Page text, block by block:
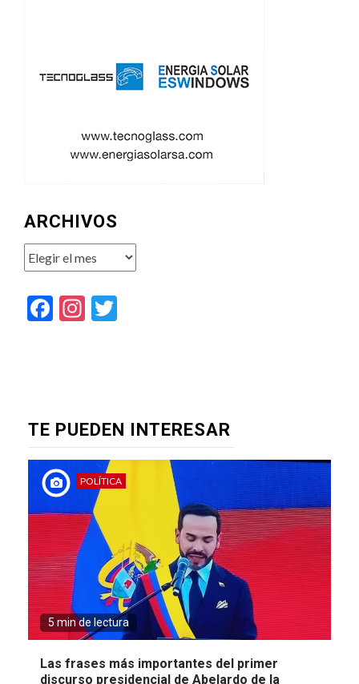
ARCHIVOS
Archivos
Facebook
Instagram
TE PUEDEN INTERESAR
POLÍTICA
5 min de lectura
Las frases más importantes del primer
discurso presidencial de Abelardo de la